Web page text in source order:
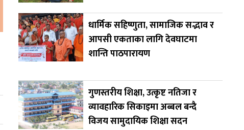
धार्मिक सहिष्णुता, सामाजिक सद्भाव र
आपसी एकताका लागि देवघाटमा
शान्ति पाठपारायण
गुणस्तरीय शिक्षा, उत्कृष्ट नतिजा र
व्यावहारिक सिकाइमा अब्बल बन्दै
विजय सामुदायिक शिक्षा सदन